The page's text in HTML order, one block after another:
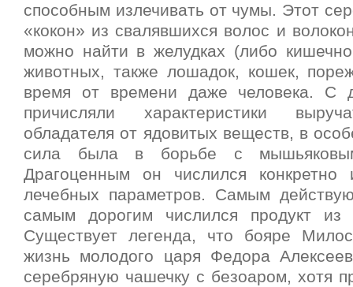
способным излечивать от чумы. Этот
«кокон» из свалявшихся волос и
можно найти в желудках (либо
животных, также лошадок, кошек,
время от времени даже человека. С
причисляли характеристики
обладателя от ядовитых веществ, в
сила была в борьбе с
Драгоценным он числился конкретно
лечебных параметров. Самым
самым дорогим числился продукт из
Существует легенда, что бояре
жизнь молодого царя Федора
серебряную чашечку с безоаром, хотя